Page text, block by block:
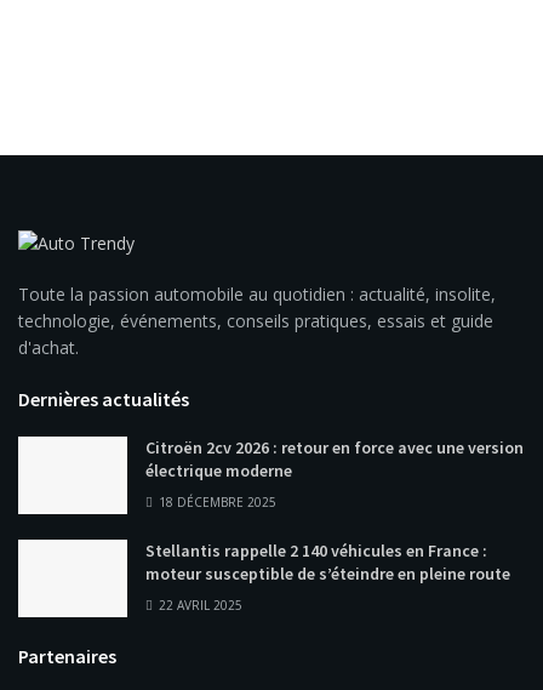
Toute la passion automobile au quotidien : actualité, insolite,
technologie, événements, conseils pratiques, essais et guide
d'achat.
Dernières actualités
Citroën 2cv 2026 : retour en force avec une version
électrique moderne
18 DÉCEMBRE 2025
Stellantis rappelle 2 140 véhicules en France :
moteur susceptible de s’éteindre en pleine route
22 AVRIL 2025
Partenaires